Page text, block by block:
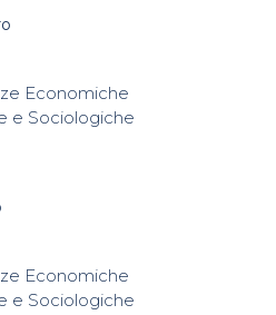
Economiche
e Sociologiche
Economiche
e Sociologiche